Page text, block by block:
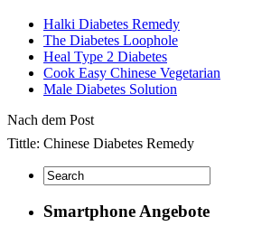
Halki Diabetes Remedy
The Diabetes Loophole
Heal Type 2 Diabetes
Cook Easy Chinese Vegetarian
Male Diabetes Solution
Nach dem Post
Tittle: Chinese Diabetes Remedy
Smartphone Angebote